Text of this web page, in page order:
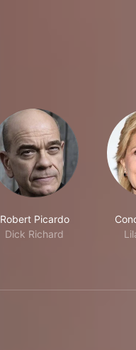
Robert Picardo
Dick Richard